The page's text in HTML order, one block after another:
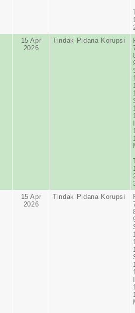
15 Apr
2026
Tindak Pidana Korupsi
15 Apr
2026
Tindak Pidana Korupsi